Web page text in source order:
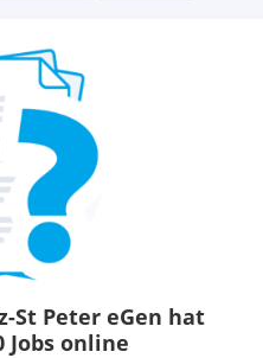
St Peter eGen hat
online